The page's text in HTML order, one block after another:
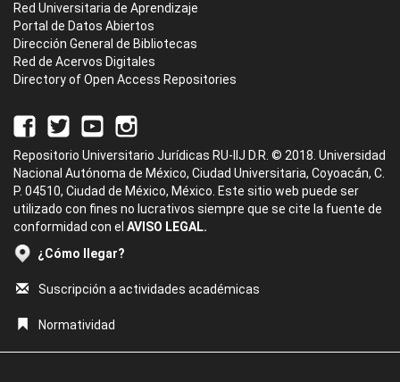
Red Universitaria de Aprendizaje
Portal de Datos Abiertos
Dirección General de Bibliotecas
Red de Acervos Digitales
Directory of Open Access Repositories
Repositorio Universitario Jurídicas RU-IIJ D.R. © 2018. Universidad
Nacional Autónoma de México, Ciudad Universitaria, Coyoacán, C.
P. 04510, Ciudad de México, México. Este sitio web puede ser
utilizado con fines no lucrativos siempre que se cite la fuente de
conformidad con el AVISO LEGAL.
¿Cómo llegar?
Suscripción a actividades académicas
Normatividad